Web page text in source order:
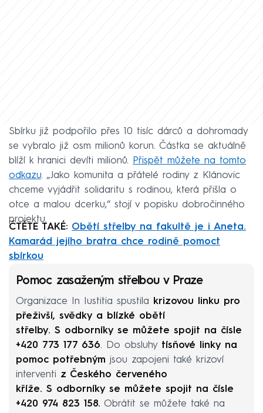
Sbírku již podpořilo přes 10 tisíc dárců a dohromady
se vybralo již osm milionů korun. Částka se aktuálně
blíží k hranici devíti milionů. Přispět můžete na tomto
odkazu. „Jako komunita a přátelé rodiny z Klánovic
chceme vyjádřit solidaritu s rodinou, která přišla o
otce a malou dcerku,“ stojí v popisku dobročinného
projektu.
ČTĚTE TAKÉ: Obětí střelby na fakultě je i Aneta.
Kamarád jejího bratra chce rodině pomoct
sbírkou
Pomoc zasaženým střelbou v Praze
Organizace In Iustitia spustila
krizovou linku pro
přeživší, svědky a blízké obětí
střelby. S odborníky se můžete spojit na čísle
+420 773 177 636. Do obsluhy tísňové linky na
pomoc potřebným jsou zapojeni také krizoví
interventi z Českého červeného
kříže. S odborníky se můžete spojit na čísle
+420 974 823 158. Obrátit se můžete také na